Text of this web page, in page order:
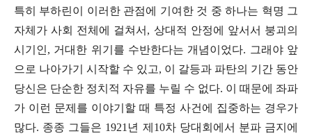
특히 부하린이 이러한 관점에 기여한 것 중 하나는 혁명 그
자체가 사회 전체에 걸쳐서 , 상대적 안정에 앞서서 붕괴의
시기인, 거대한 위기를 수반한다는 개념이었다. 그래야 앞
으로 나아가기 시작할 수 있고, 이 갈등과 파탄의 기간 동안
당신은 단순한 정치적 자유를 누릴 수 없다. 이 때문에 좌파
가 이런 문제를 이야기할 때 특정 사건에 집중하는 경우가
많다. 종종 그들은 1921 년 제 10차 당대회에서 분파 금지에